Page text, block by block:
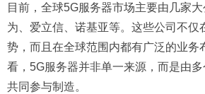
目前，全球5G服务器市场主要由几家
为、爱立信、诺基亚等。这些公司不仅
势，而且在全球范围内都有广泛的业务
看，5G服务器并非单一来源，而是由
共同参与制造。